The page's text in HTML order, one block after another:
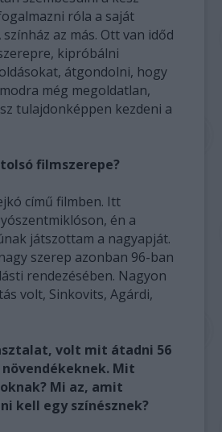
róla a saját
az más. Ott van időd
kipróbálni
átgondolni, hogy
még megoldatlan,
tulajdonképpen kezdeni a
filmszerepe?
című filmben. Itt
én a
játszottam a nagyapját.
szerep azonban 96-ban
rendezésében. Nagyon
volt, Sinkovits, Agárdi,
volt mit átadni 56
Mit
Mi az, amit
kell egy színésznek?